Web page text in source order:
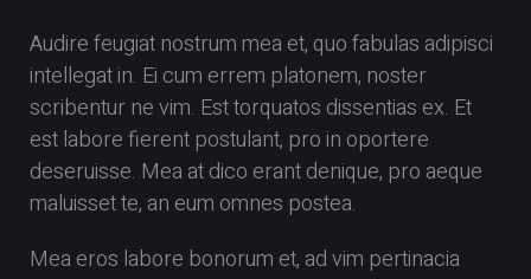
Audire feugiat nostrum mea et, quo fabulas adipisci
intellegat in. Ei cum errem platonem, noster
scribentur ne vim. Est torquatos dissentias ex. Et
est labore fierent postulant, pro in oportere
deseruisse. Mea at dico erant denique, pro aeque
maluisset te, an eum omnes postea.
Mea eros labore bonorum et, ad vim pertinacia